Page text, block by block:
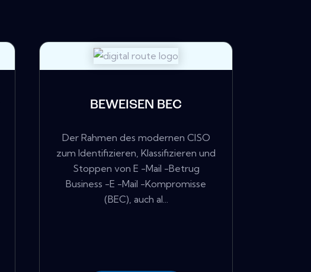
BEWEISEN BEC
Der Rahmen des modernen CISO
zum Identifizieren, Klassifizieren und
Stoppen von E -Mail -Betrug
Business -E -Mail -Kompromisse
(BEC), auch al...